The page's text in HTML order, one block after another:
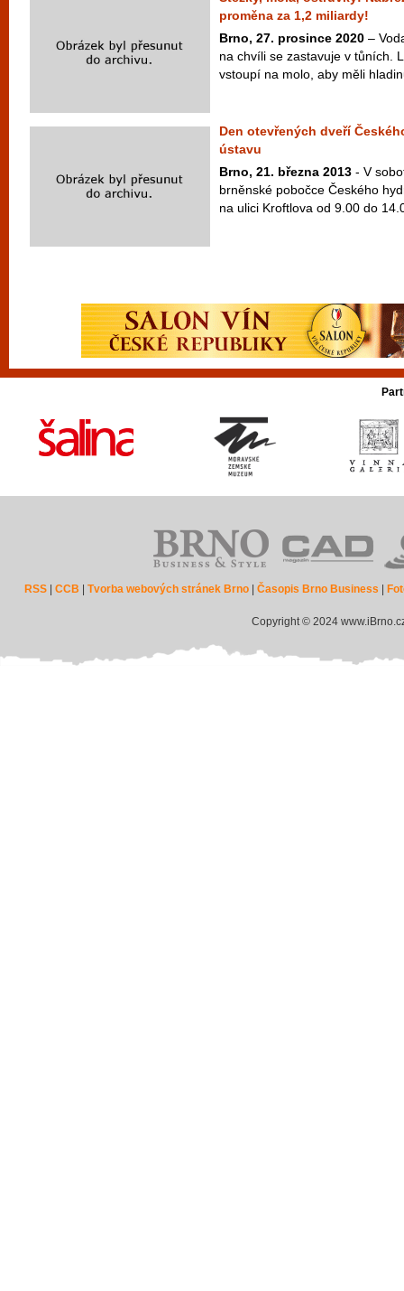
proměna za 1,2 miliardy!
Brno, 27. prosince 2020 –
na chvíli se zastavuje v tůních.
vstoupí na molo, aby měli
Den otevřených dveří
ústavu
Brno, 21. března 2013 - V
brněnské pobočce Českého
na ulici Kroftlova od 9.00 do
RSS |CCB |Tvorba webových stránek Brno |Časopis Brno Business
Copyright © 2024